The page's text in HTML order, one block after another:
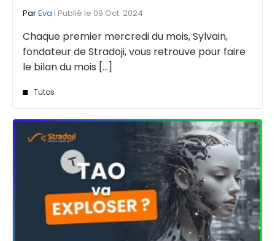
ParEva | Publié le 09 Oct. 2024
Chaque premier mercredi du mois, Sylvain,
fondateur de Stradoji, vous retrouve pour faire
le bilan du mois [...]
Tutos